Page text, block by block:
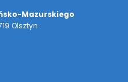
Mazurskiego
Olsztyn